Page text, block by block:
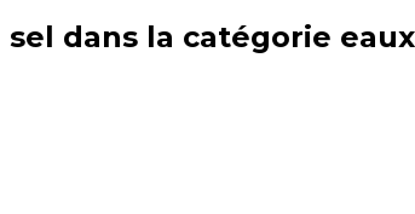
sel dans la catégorie